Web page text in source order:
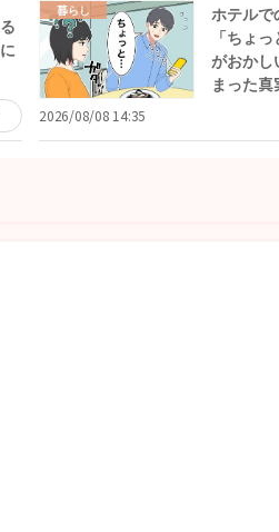
暮らし
ホテルで
「ちょ
がおかし
まった真
2026/08/08 14:35